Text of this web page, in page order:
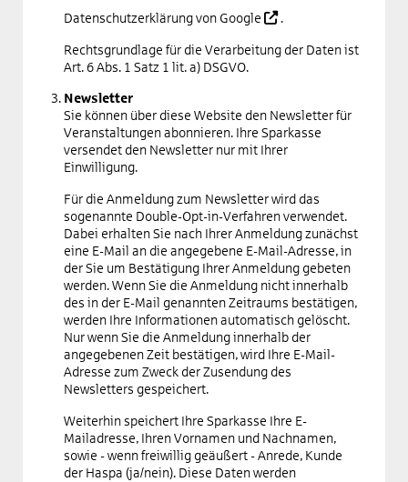
Datenschutzerklärung von Google .
Rechtsgrundlage für die Verarbeitung der Daten ist
Art. 6 Abs. 1 Satz 1 lit. a) DSGVO.
Newsletter
Sie können über diese Website den Newsletter für
Veranstaltungen abonnieren. Ihre Sparkasse
versendet den Newsletter nur mit Ihrer
Einwilligung.
Für die Anmeldung zum Newsletter wird das
sogenannte Double-Opt-in-Verfahren verwendet.
Dabei erhalten Sie nach Ihrer Anmeldung zunächst
eine E-Mail an die angegebene E-Mail-Adresse, in
der Sie um Bestätigung Ihrer Anmeldung gebeten
werden. Wenn Sie die Anmeldung nicht innerhalb
des in der E-Mail genannten Zeitraums bestätigen,
werden Ihre Informationen automatisch gelöscht.
Nur wenn Sie die Anmeldung innerhalb der
angegebenen Zeit bestätigen, wird Ihre E-Mail-
Adresse zum Zweck der Zusendung des
Newsletters gespeichert.
Weiterhin speichert Ihre Sparkasse Ihre E-
Mailadresse, Ihren Vornamen und Nachnamen,
sowie - wenn freiwillig geäußert - Anrede, Kunde
der Haspa (ja/nein). Diese Daten werden